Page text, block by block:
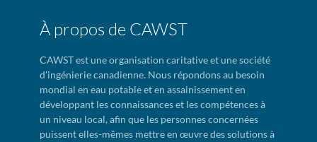
À propos de CAWST
CAWST est une organisation caritative et une société
d'ingénierie canadienne. Nous répondons au besoin
mondial en eau potable et en assainissement en
développant les connaissances et les compétences à
un niveau local, afin que les personnes concernées
puissent elles-mêmes mettre en œuvre des solutions à